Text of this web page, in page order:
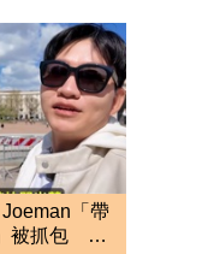
「帶
被抓包 阿